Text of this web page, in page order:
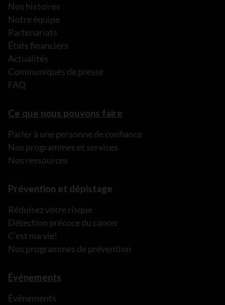
Nos histoires
Notre équipe
Partenariats
États financiers
Actualités
Communiqués de presse
FAQ
Ce que nous pouvons faire
Parler à une personne de confiance
Nos programmes et services
Nos ressources
Prévention et dépistage
Réduisez votre risque
Détection précoce du cancer
C’est ma vie!
Nos programmes de prévention
Événements
Événements